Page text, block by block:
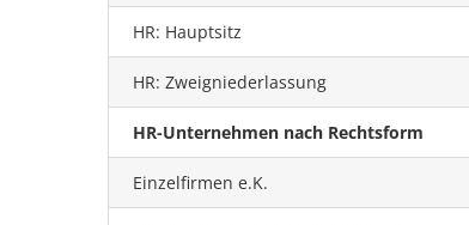
HR: Hauptsitz
HR: Zweigniederlassung
HR-Unternehmen nach Rechtsform
Einzelfirmen e.K.